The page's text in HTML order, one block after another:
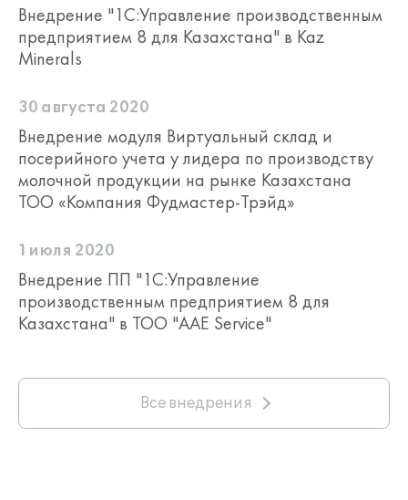
Внедрение "1С:Управление производственным
предприятием 8 для Казахстана" в Kaz
Minerals
30 августа 2020
Внедрение модуля Виртуальный склад и
посерийного учета у лидера по производству
молочной продукции на рынке Казахстана
ТОО «Компания Фудмастер-Трэйд»
1 июля 2020
Внедрение ПП "1С:Управление
производственным предприятием 8 для
Казахстана" в ТОО "AAE Service"
Все внедрения